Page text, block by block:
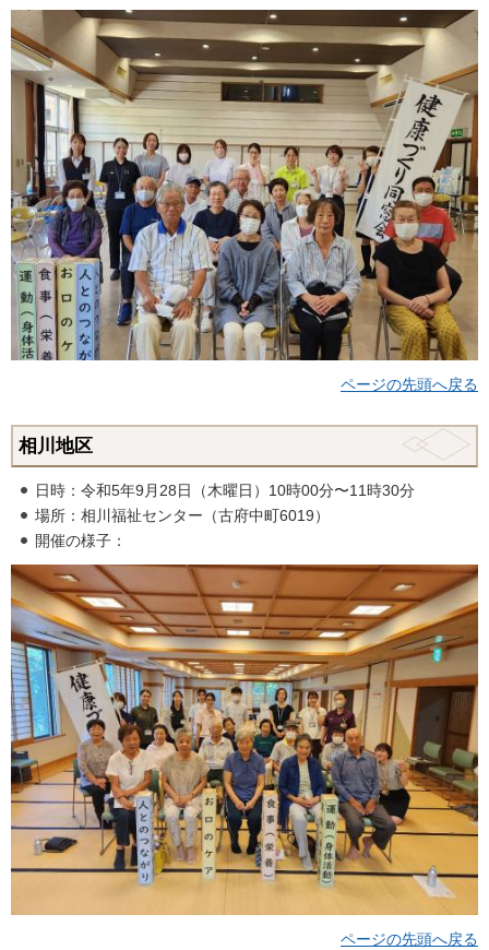
ページの先頭へ戻る
相川地区
日時：令和5年9月28日（木曜日）10時00分〜11時30分
場所：相川福祉センター（古府中町6019）
開催の様子：
ページの先頭へ戻る